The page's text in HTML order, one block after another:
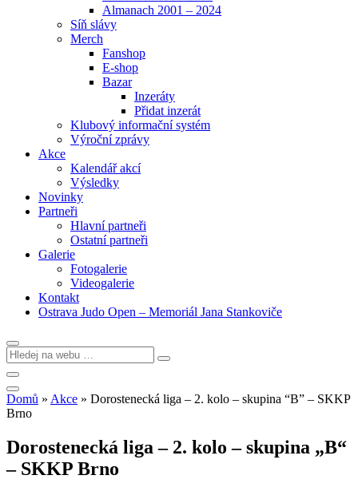
Almanach 2001 – 2024
Síň slávy
Merch
Fanshop
E-shop
Bazar
Inzeráty
Přidat inzerát
Klubový informační systém
Výroční zprávy
Akce
Kalendář akcí
Výsledky
Novinky
Partneři
Hlavní partneři
Ostatní partneři
Galerie
Fotogalerie
Videogalerie
Kontakt
Ostrava Judo Open – Memoriál Jana Stankoviče
Domů » Akce » Dorostenecká liga – 2. kolo – skupina “B” – SKKP
Brno
Dorostenecká liga – 2. kolo – skupina „B“
– SKKP Brno